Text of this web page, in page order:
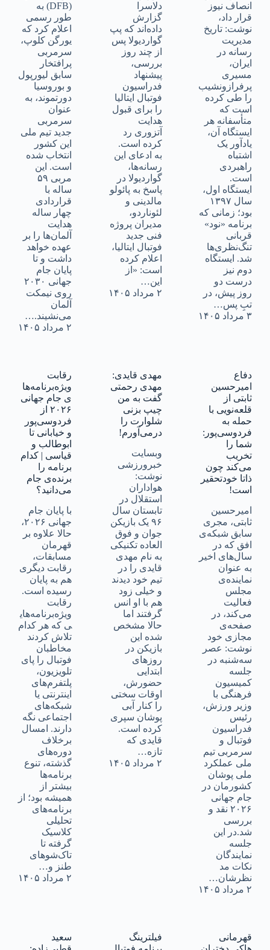
انصاف نیوز
قرار داد،
نوشت: تاریخ
مدیریت
رسانه در
ایران،
مسیری
پرفرازونشیب
را طی کرده
است که
متأسفانه هر
ایستگاه آن،
یادآور یک
اشتباه
راهبردی
است.
ایستگاه اول،
سال ۱۳۹۷
بود؛ زمانی که
برنامه «نود»
قربانی
تنگ‌نظری‌ها
شد. ایستگاه
دوم نیز
درست دو
روز پیش، در
تبِ پس…
۳ مرداد ۱۴۰۵
دلاسرا
گزارش
داده‌اند که پپ
گواردیولا پس
از چند روز
بررسی،
پیشنهاد
فدراسیون
فوتبال ایتالیا
را برای قبول
هدایت
آتزوری رد
کرده است.
به ادعای این
رسانه‌ها،
گواردیولا در
پاسخ به پائولو
مالدینی و
لئوناردو،
مدیران پروژه
فنی جدید
فوتبال ایتالیا،
اعلام کرده
است: «از
این…
۲ مرداد ۱۴۰۵
(DFB) به
طور رسمی
اعلام کرد که
یورگن کلوپ،
سرمربی
پرافتخار
سابق لیورپول
و بوروسیا
دورتموند، به
عنوان
سرمربی
جدید تیم ملی
این کشور
انتخاب شده
است. این
مربی ۵۹
ساله با
قراردادی
چهار ساله
هدایت
آلمان‌ها را بر
عهده خواهد
داشت و تا
پایان جام
جهانی ۲۰۳۰
روی نیمکت
آلمان
می‌نشیند.…
۲ مرداد ۱۴۰۵
دفاع
امیرحسین
ثابتی از
قلعه‌نویی با
حمله به
فردوسی‌پور:
شما را
تخریب
می‌کند چون
ذاتا خودتحقیر
است!
امیرحسین
ثابتی، مجری
سابق شبکه‌ی
افق که در
سال‌های اخیر
به عنوان
نماینده‌ی
مجلس
فعالیت
می‌کند، در
صفحه‌ی
مجازی خود
نوشت: عصر
سه‌شنبه در
جلسه
کمیسیون
فرهنگی با
وزیر ورزش،
رئیس
فدراسیون
فوتبال و
سرمربی تیم
ملی عملکرد
ملی پوشان
کشورمان در
جام جهانی
۲۰۲۶ نقد و
بررسی
شد.در این
جلسه
نمایندگان
نکات مد
نظرشان…
۲ مرداد ۱۴۰۵
مهدی قایدی:
مهدی رحمتی
گفت به من
چیپ بزنی
شلوارت را
درمی‌آورم!
وبسایت
خبرورزشی
نوشت:
هواداران
استقلال در
تابستان سال
۹۶ یک بازیکن
جوان و فوق
العاده تکنیکی
به نام مهدی
قایدی را در
تیم خود دیدند
و خیلی زود
هم با او انس
گرفتند اما
حالا مشخص
شده این
بازیکن در
روزهای
ابتدایی
حضورش،
اوقات سختی
را کنار آبی
پوشان سپری
کرده است.
قایدی که
تازه…
۲ مرداد ۱۴۰۵
رقابت
ویژه‌برنامه‌ها
ی جام جهانی
۲۰۲۶ از
فردوسی‌پور
و خیابانی تا
ابوطالب و
قیاسی | کدام
برنامه را
برنده‌ی جام
می‌دانید؟
با پایان جام
جهانی ۲۰۲۶،
حالا علاوه بر
قهرمان
مسابقات،
رقابت دیگری
هم به پایان
رسیده است.
رقابت
ویژه‌برنامه‌های
ی که هر کدام
تلاش کردند
مخاطبان
فوتبال را پای
تلویزیون،
پلتفرم‌های
اینترنتی یا
شبکه‌های
اجتماعی نگه
دارند. امسال
برخلاف
دوره‌های
گذشته، تنوع
برنامه‌ها
بیشتر از
همیشه بود؛ از
برنامه‌های
تحلیلی
کلاسیک
گرفته تا
تاک‌شوهای
طنز و…
۲ مرداد ۱۴۰۵
قهرمانی
فیلترینگ
سعید